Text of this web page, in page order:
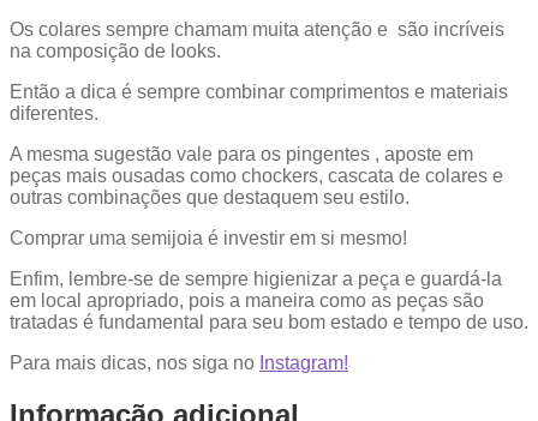
Os colares sempre chamam muita atenção e são incríveis
na composição de looks.
Então a dica é sempre combinar comprimentos e materiais
diferentes.
A mesma sugestão vale para os pingentes , aposte em
peças mais ousadas como chockers, cascata de colares e
outras combinações que destaquem seu estilo.
Comprar uma semijoia é investir em si mesmo!
Enfim, lembre-se de sempre higienizar a peça e guardá-la
em local apropriado, pois a maneira como as peças são
tratadas é fundamental para seu bom estado e tempo de uso.
Para mais dicas, nos siga no Instagram!
Informação adicional